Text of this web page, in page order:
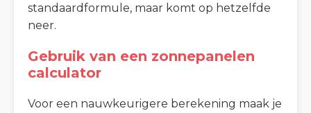
standaardformule, maar komt op hetzelfde
neer.
Gebruik van een zonnepanelen
calculator
Voor een nauwkeurigere berekening maak je